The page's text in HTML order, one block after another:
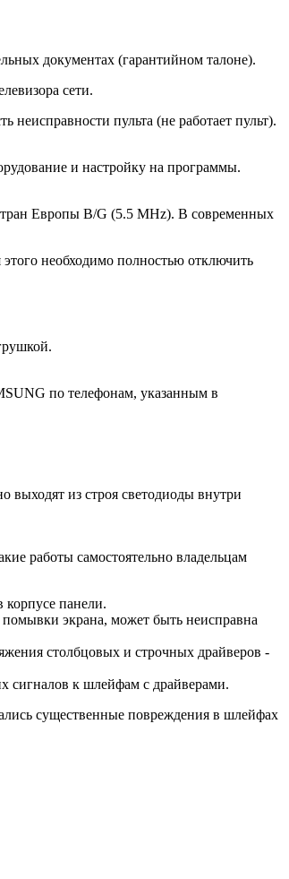
документах (гарантийном талоне).
сети.
неисправности пульта (не работает пульт).
и настройку на программы.
Европы B/G (5.5 MHz). В современных
необходимо полностью отключить
по телефонам, указанным в
выходят из строя светодиоды внутри
работы самостоятельно владельцам
корпусе панели.
экрана, может быть неисправна
столбцовых и строчных драйверов -
сигналов к шлейфам с драйверами.
существенные повреждения в шлейфах